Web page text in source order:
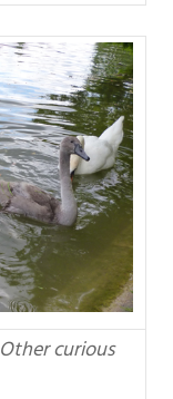
Other curious